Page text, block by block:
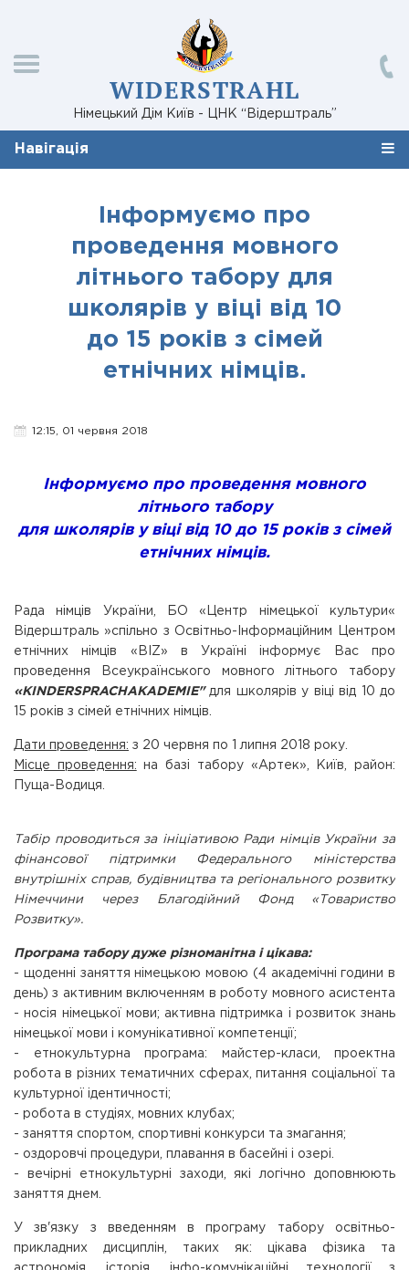
WIDERSTRAHL
Німецький Дім Київ - ЦНК “Відерштраль”
Навігація
Інформуємо про
проведення мовного
літнього табору для
школярів у віці від 10
до 15 років з сімей
етнічних німців.
12:15, 01 червня 2018
Інформуємо про проведення мовного
літнього табору
для школярів у віці від 10 до 15 років з сімей
етнічних німців.
Рада німців України, БО «Центр німецької культури«
Відерштраль »спільно з Освітньо-Інформаційним Центром
етнічних німців «BIZ» в Україні інформує Вас про
проведення Всеукраїнського мовного літнього табору
«KINDERSPRACHAKADEMIE"для школярів у віці від 10 до
15 років з сімей етнічних німців.
Дати проведення: з 20 червня по 1 липня 2018 року.
Місце проведення: на базі табору «Артек», Київ, район:
Пуща-Водиця.
Табір проводиться за ініціативою Ради німців України за
фінансової підтримки Федерального міністерства
внутрішніх справ, будівництва та регіонального розвитку
Німеччини через Благодійний Фонд «Товариство
Розвитку».
Програма табору дуже різноманітна і цікава:
- щоденні заняття німецькою мовою (4 академічні години в
день) з активним включенням в роботу мовного асистента
- носія німецької мови; активна підтримка і розвиток знань
німецької мови і комунікативної компетенції;
- етнокультурна програма: майстер-класи, проектна
робота в різних тематичних сферах, питання соціальної та
культурної ідентичності;
- робота в студіях, мовних клубах;
- заняття спортом, спортивні конкурси та змагання;
- оздоровчі процедури, плавання в басейні і озері.
- вечірні етнокультурні заходи, які логічно доповнюють
заняття днем.
У зв'язку з введенням в програму табору освітньо-
прикладних дисциплін, таких як: цікава фізика та